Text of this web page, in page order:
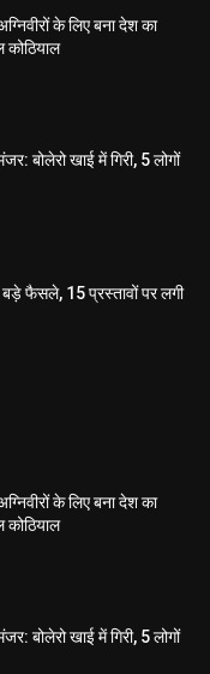
के लिए बना देश का
कोठियाल
बोलेरो खाई में गिरी, 5 लोगों
बड़े फैसले, 15 प्रस्तावों पर लगी
के लिए बना देश का
कोठियाल
बोलेरो खाई में गिरी, 5 लोगों